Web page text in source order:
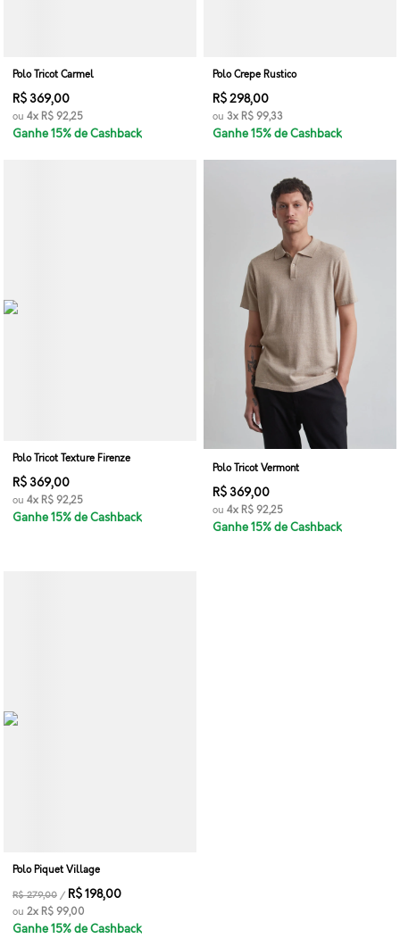
Polo Tricot Carmel
R$ 369,00
ou4x R$ 92,25
Ganhe 15% de Cashback
Polo Crepe Rustico
R$ 298,00
ou 3x R$ 99,33
Ganhe 15% de Cashback
Polo Tricot Texture Firenze
R$ 369,00
ou4x R$ 92,25
Ganhe 15% de Cashback
Polo Tricot Vermont
R$ 369,00
ou 4x R$ 92,25
Ganhe 15% de Cashback
Polo Piquet Village
R$ 279,00 / R$ 198,00
ou2x R$ 99,00
Ganhe 15% de Cashback